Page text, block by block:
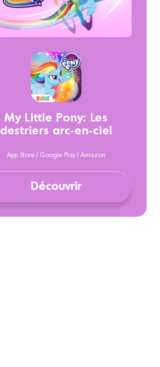
My Little Pony: Les
destriers arc-en-ciel
App Store / Google Play / Amazon
Découvrir